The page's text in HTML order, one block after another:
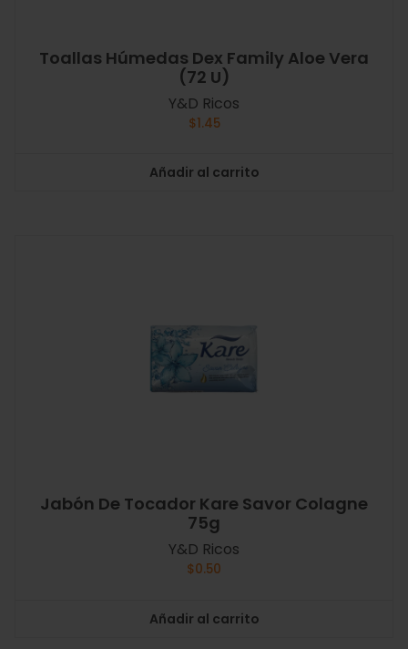
Toallas Húmedas Dex Family Aloe Vera
(72 U)
Y&D Ricos
$1.45
Añadir al carrito
Jabón De Tocador Kare Savor Colagne
75g
Y&D Ricos
$0.50
Añadir al carrito